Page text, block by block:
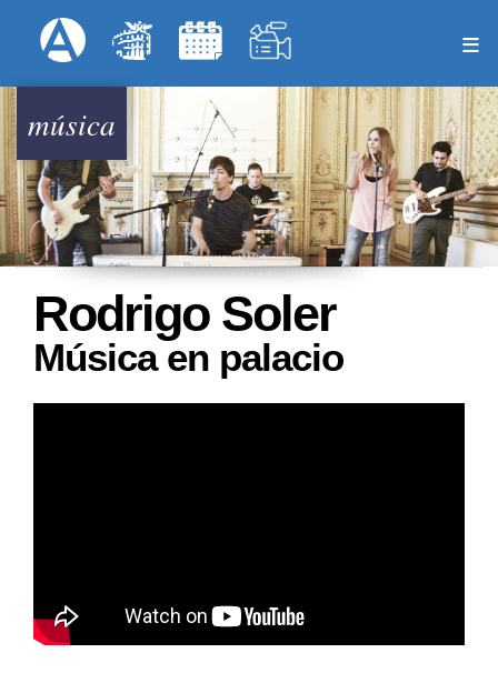
al
principal
Menú Superior
música
Rodrigo Soler
Música en palacio